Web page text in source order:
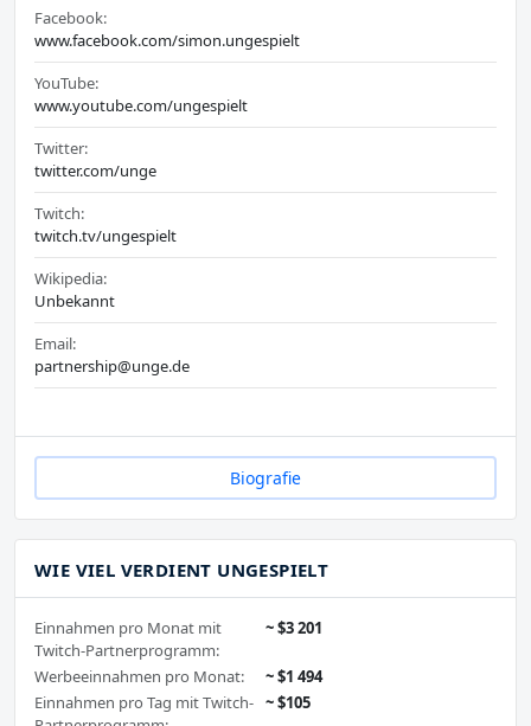
Facebook:
www.facebook.com/simon.ungespielt
YouTube:
www.youtube.com/ungespielt
Twitter:
twitter.com/unge
Twitch:
twitch.tv/ungespielt
Wikipedia:
Unbekannt
Email:
partnership@unge.de
Biografie
WIE VIEL VERDIENT UNGESPIELT
Einnahmen pro Monat mit
Twitch-Partnerprogramm:
~ $3 201
Werbeeinnahmen pro Monat:
~ $1 494
Einnahmen pro Tag mit Twitch- ~ $105